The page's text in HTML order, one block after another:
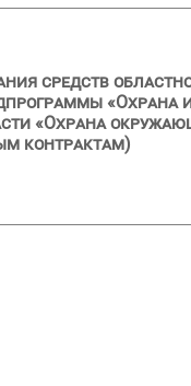
средств
«Охрана
«Охрана
контрактам)